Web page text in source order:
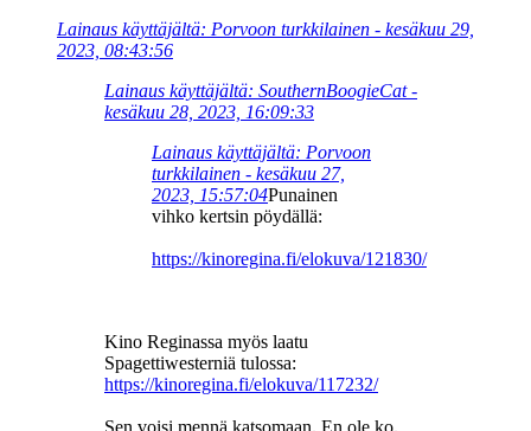
Lainaus käyttäjältä: Porvoon turkkilainen - kesäkuu 29,
2023, 08:43:56
Lainaus käyttäjältä: SouthernBoogieCat -
kesäkuu 28, 2023, 16:09:33
Lainaus käyttäjältä: Porvoon
turkkilainen - kesäkuu 27,
2023, 15:57:04Punainen
vihko kertsin pöydällä:
https://kinoregina.fi/elokuva/121830/
Kino Reginassa myös laatu
Spagettiwesterniä tulossa:
https://kinoregina.fi/elokuva/117232/
Sen voisi mennä katsomaan. En ole ko.